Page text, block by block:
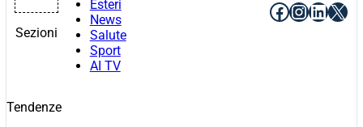
Sezioni
Esteri
News
Salute
Sport
AI TV
Facebook
X
Tendenze